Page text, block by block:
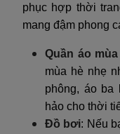
phục hợp thời
mang đậm phong
Quần áo
mùa hè nhẹ
phông, áo ba
hảo cho thời
Đồ bơi: Nếu